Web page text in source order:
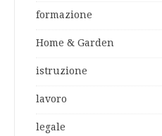
formazione
Home & Garden
istruzione
lavoro
legale